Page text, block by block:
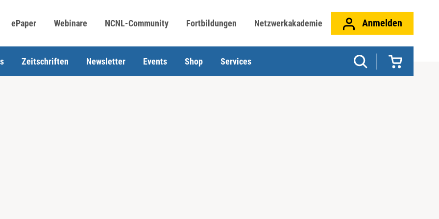
ePaper Webinare NCNL-Community Fortbildungen Netzwerkakademie Anmelden
Zeitschriften Newsletter Events Shop Services